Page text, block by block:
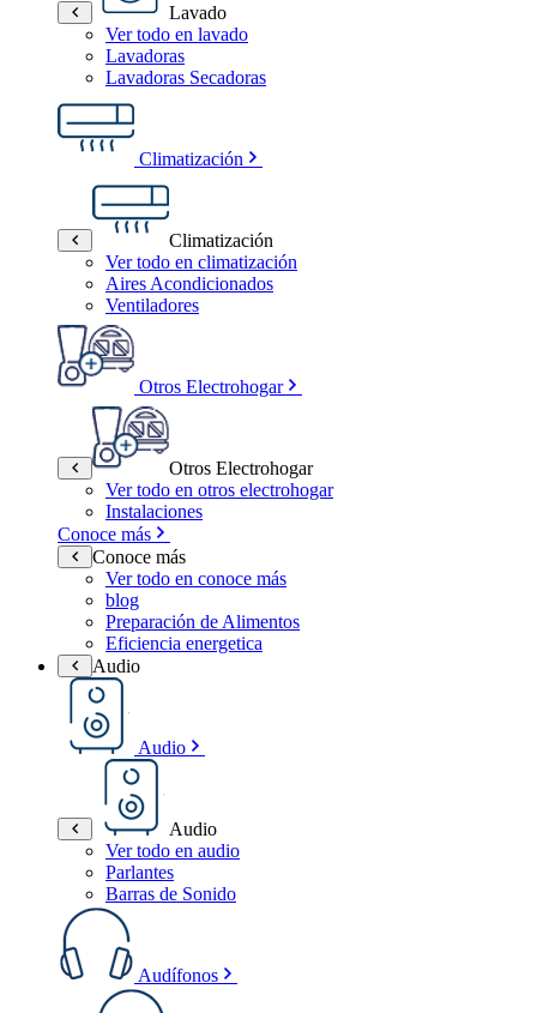
Lavado
Ver todo en lavado
Lavadoras
Lavadoras Secadoras
Climatización
Climatización
Ver todo en climatización
Aires Acondicionados
Ventiladores
Otros Electrohogar
Otros Electrohogar
Ver todo en otros electrohogar
Instalaciones
Conoce más
Conoce más
Ver todo en conoce más
blog
Preparación de Alimentos
Eficiencia energetica
Audio
Audio
Audio
Ver todo en audio
Parlantes
Barras de Sonido
Audífonos